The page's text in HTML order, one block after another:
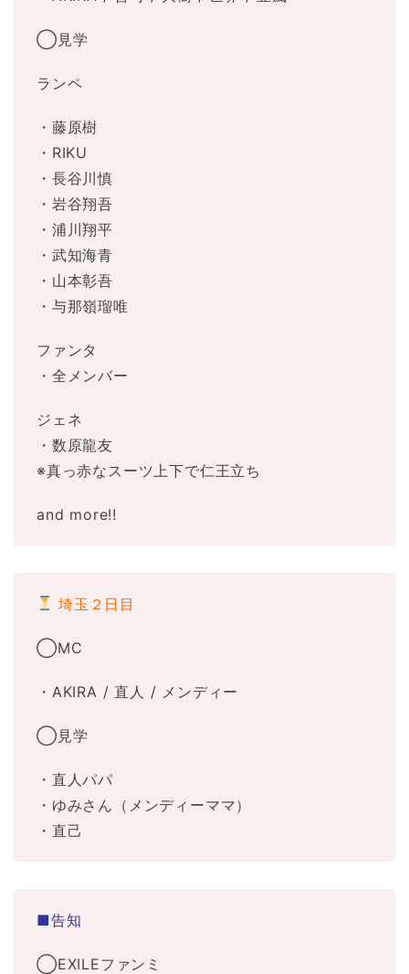
◯見学
ランペ
・藤原樹
・RIKU
・長谷川慎
・岩谷翔吾
・浦川翔平
・武知海青
・山本彰吾
・与那嶺瑠唯
ファンタ
・全メンバー
ジェネ
・数原龍友
※真っ赤なスーツ上下で仁王立ち
and more!!
埼玉２日目
◯MC
・AKIRA / 直人 / メンディー
◯見学
・直人パパ
・ゆみさん（メンディーママ）
・直己
■告知
◯EXILEファンミ